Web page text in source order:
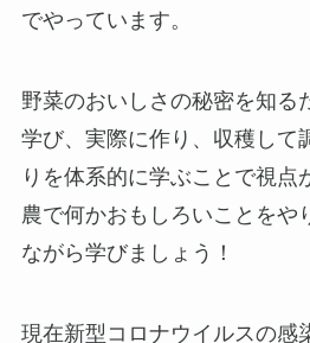
でやっています。
野菜のおいしさの秘密を知る
学び、実際に作り、収穫して
りを体系的に学ぶことで視点
農で何かおもしろいことをや
ながら学びましょう！
現在新型コロナウイルスの感